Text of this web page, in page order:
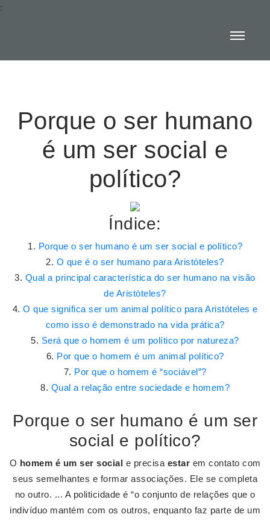
:
Porque o ser humano
é um ser social e
político?
Índice:
Porque o ser humano é um ser social e político?
O que é o ser humano para Aristóteles?
Qual a principal característica do ser humano na visão
de Aristóteles?
O que significa ser um animal político para Aristóteles e
como isso é demonstrado na vida prática?
Será que o homem é um político por natureza?
Por que o homem é um animal político?
Por que o homem é “sociável”?
Qual a relação entre sociedade e homem?
Porque o ser humano é um ser
social e político?
O homem é um ser social e precisa estar em contato com
seus semelhantes e formar associações. Ele se completa
no outro. ... A politicidade é “o conjunto de relações que o
indivíduo mantém com os outros, enquanto faz parte de um